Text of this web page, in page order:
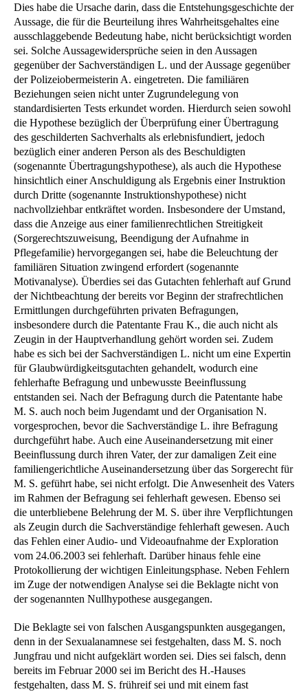
Dies habe die Ursache darin, dass die Entstehungsgeschichte der
Aussage, die für die Beurteilung ihres Wahrheitsgehaltes eine
ausschlaggebende Bedeutung habe, nicht berücksichtigt worden
sei. Solche Aussagewidersprüche seien in den Aussagen
gegenüber der Sachverständigen L. und der Aussage gegenüber
der Polizeiobermeisterin A. eingetreten. Die familiären
Beziehungen seien nicht unter Zugrundelegung von
standardisierten Tests erkundet worden. Hierdurch seien sowohl
die Hypothese bezüglich der Überprüfung einer Übertragung
des geschilderten Sachverhalts als erlebnisfundiert, jedoch
bezüglich einer anderen Person als des Beschuldigten
(sogenannte Übertragungshypothese), als auch die Hypothese
hinsichtlich einer Anschuldigung als Ergebnis einer Instruktion
durch Dritte (sogenannte Instruktionshypothese) nicht
nachvollziehbar entkräftet worden. Insbesondere der Umstand,
dass die Anzeige aus einer familienrechtlichen Streitigkeit
(Sorgerechtszuweisung, Beendigung der Aufnahme in
Pflegefamilie) hervorgegangen sei, habe die Beleuchtung der
familiären Situation zwingend erfordert (sogenannte
Motivanalyse). Überdies sei das Gutachten fehlerhaft auf Grund
der Nichtbeachtung der bereits vor Beginn der strafrechtlichen
Ermittlungen durchgeführten privaten Befragungen,
insbesondere durch die Patentante Frau K., die auch nicht als
Zeugin in der Hauptverhandlung gehört worden sei. Zudem
habe es sich bei der Sachverständigen L. nicht um eine Expertin
für Glaubwürdigkeitsgutachten gehandelt, wodurch eine
fehlerhafte Befragung und unbewusste Beeinflussung
entstanden sei. Nach der Befragung durch die Patentante habe
M. S. auch noch beim Jugendamt und der Organisation N.
vorgesprochen, bevor die Sachverständige L. ihre Befragung
durchgeführt habe. Auch eine Auseinandersetzung mit einer
Beeinflussung durch ihren Vater, der zur damaligen Zeit eine
familiengerichtliche Auseinandersetzung über das Sorgerecht für
M. S. geführt habe, sei nicht erfolgt. Die Anwesenheit des Vaters
im Rahmen der Befragung sei fehlerhaft gewesen. Ebenso sei
die unterbliebene Belehrung der M. S. über ihre Verpflichtungen
als Zeugin durch die Sachverständige fehlerhaft gewesen. Auch
das Fehlen einer Audio- und Videoaufnahme der Exploration
vom 24.06.2003 sei fehlerhaft. Darüber hinaus fehle eine
Protokollierung der wichtigen Einleitungsphase. Neben Fehlern
im Zuge der notwendigen Analyse sei die Beklagte nicht von
der sogenannten Nullhypothese ausgegangen.
Die Beklagte sei von falschen Ausgangspunkten ausgegangen,
denn in der Sexualanamnese sei festgehalten, dass M. S. noch
Jungfrau und nicht aufgeklärt worden sei. Dies sei falsch, denn
bereits im Februar 2000 sei im Bericht des H.-Hauses
festgehalten, dass M. S. frühreif sei und mit einem fast